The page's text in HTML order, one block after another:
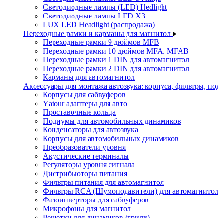
Светодиодные лампы (LED) Hedlight
Светодиодные лампы LED X3
LUX LED Headlight (распродажа)
Переходные рамки и карманы для магнитол
Переходные рамки 9 дюймов MFB
Переходные рамки 10 дюймов MFA, MFAB
Переходные рамки 1 DIN для автомагнитол
Переходные рамки 2 DIN для автомагнитол
Карманы для автомагнитол
Аксессуары для монтажа автозвука: корпуса, фильтры,
Корпусы для сабвуферов
Yаtour адаптеры для авто
Проставочные кольца
Подиумы для автомобильных динамиков
Конденсаторы для автозвука
Корпусы для автомобильных динамиков
Преобразователи уровня
Акустические терминалы
Регуляторы уровня сигнала
Дистрибьюторы питания
Фильтры питания для автомагнитол
Фильтры RCA (Шумоподавители) для автомагнитол
Фазоинверторы для сабвуферов
Микрофоны для магнитол